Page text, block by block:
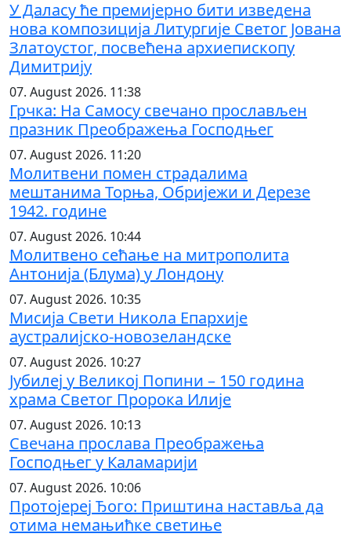
У Даласу ће премијерно бити изведена
нова композиција Литургије Светог Јована
Златоустог, посвећена архиепископу
Димитрију
07. August 2026. 11:38
Грчка: На Самосу свечано прослављен
празник Преображења Господњег
07. August 2026. 11:20
Молитвени помен страдалима
мештанима Торња, Обријежи и Дерезе
1942. године
07. August 2026. 10:44
Молитвено сећање на митрополита
Антонија (Блума) у Лондону
07. August 2026. 10:35
Мисија Свети Никола Епархије
аустралијско-новозеландске
07. August 2026. 10:27
Јубилеј у Великој Попини – 150 година
храма Светог Пророка Илије
07. August 2026. 10:13
Свечана прослава Преображења
Господњег у Каламарији
07. August 2026. 10:06
Протојереј Ђого: Приштина наставља да
отима немањићке светиње